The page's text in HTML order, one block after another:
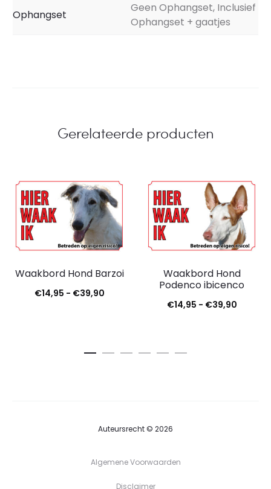
Ophangset
Geen Ophangset, Inclusief
Ophangset + gaatjes
Gerelateerde producten
Waakbord Hond Barzoi
€14,95 - €39,90
Waakbord Hond
Podenco ibicenco
€14,95 - €39,90
Auteursrecht © 2026
Algemene Voorwaarden
Disclaimer